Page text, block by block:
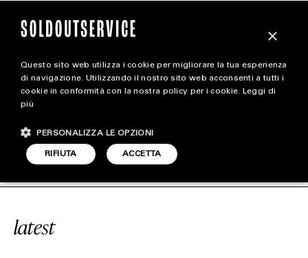
magazine
STYLE
FOOTWEAR
#XIAO ZHAN
latest
×
Questo sito web utilizza i cookie per migliorare la tua esperienza
di navigazione. Utilizzando il nostro sito web acconsenti a tutti i
cookie in conformità con la nostra policy per i cookie. Leggi di
più
ACCETTA
RIFIUTA
PERSONALIZZA LE OPZIONI